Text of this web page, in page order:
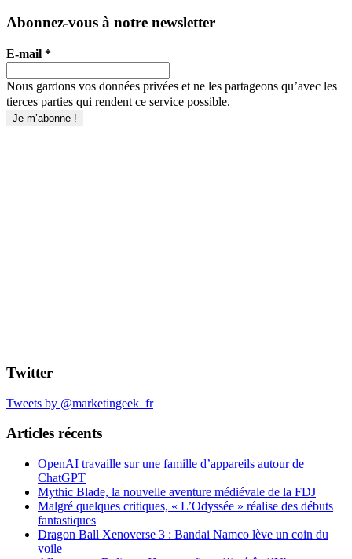
Abonnez-vous à notre newsletter
E-mail *
Nous gardons vos données privées et ne les partageons qu’avec les
tierces parties qui rendent ce service possible.
Twitter
Tweets by @marketingeek_fr
Articles récents
OpenAI travaille sur une famille d’appareils autour de
ChatGPT
Mythic Blade, la nouvelle aventure médiévale de la FDJ
Malgré quelques critiques, « L’Odyssée » réalise des débuts
fantastiques
Dragon Ball Xenoverse 3 : Bandai Namco lève un coin du
voile